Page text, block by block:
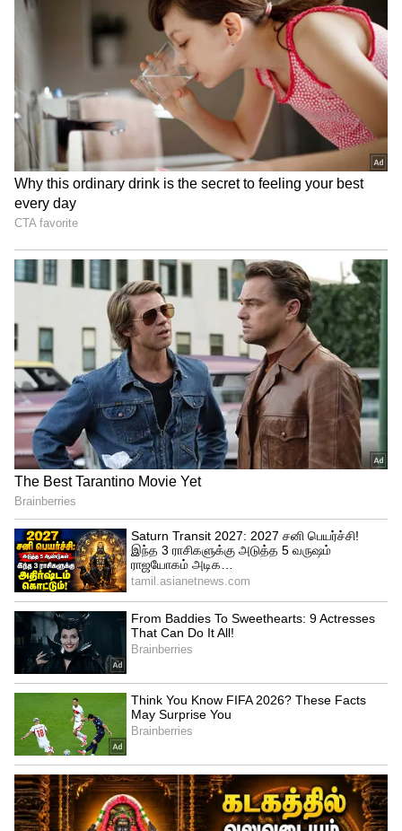
தீ விபத்தால், கோயிலைச் சுற்றியுள்ள பகுதி
புகைமூட்டமாக காட்சியளித்தது. இந்த
தீவிபத்தில் பக்தர்கள் யாருக்கும் பாதிப்பு
இல்லை என்றாலும் அந்த அறையில் இருந்த
சுவாமியின் படங்கள் அனைத்தும் எரிந்து
தீக்கிரையானது. புரட்டாசி
சனிக்கிழமையன்று இச்சம்பவம் நடந்தது
பக்தர்கள் மனதில் வேதனையையும்
அதிர்ச்சியையும் ஏற்படுத்தியுள்ளது.
இதையும் படிங்க..கேரளா மூத்த சிபிஎம்
தலைவர் மறைவு - யார் இந்த கொடியேரி
பாலகிருஷ்ணன் ?